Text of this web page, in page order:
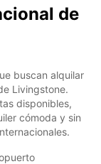
de
buscan alquilar
Livingstone.
disponibles,
cómoda y sin